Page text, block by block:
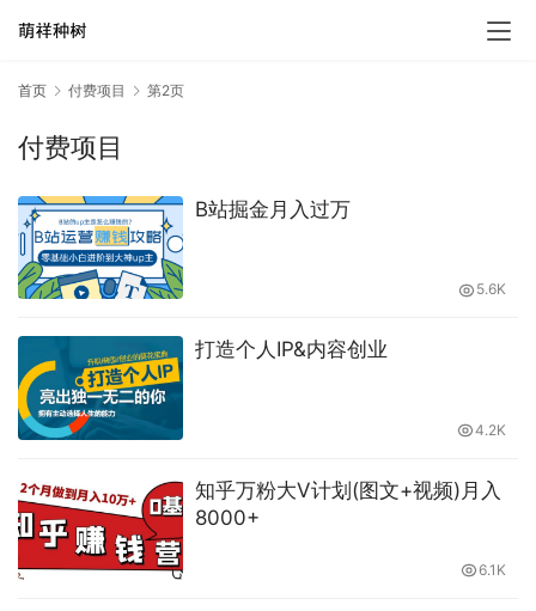
首页 付费项目 第2页
付费项目
B站掘金月入过万
5.6K
打造个人IP&内容创业
4.2K
知乎万粉大V计划(图文+视频)月入
8000+
6.1K